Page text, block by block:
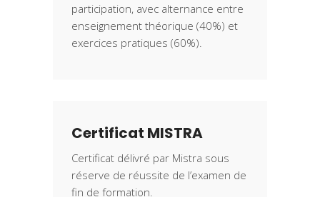
participation, avec alternance entre
enseignement théorique (40%) et
exercices pratiques (60%).
Certificat MISTRA
Certificat délivré par Mistra sous
réserve de réussite de l’examen de
fin de formation.